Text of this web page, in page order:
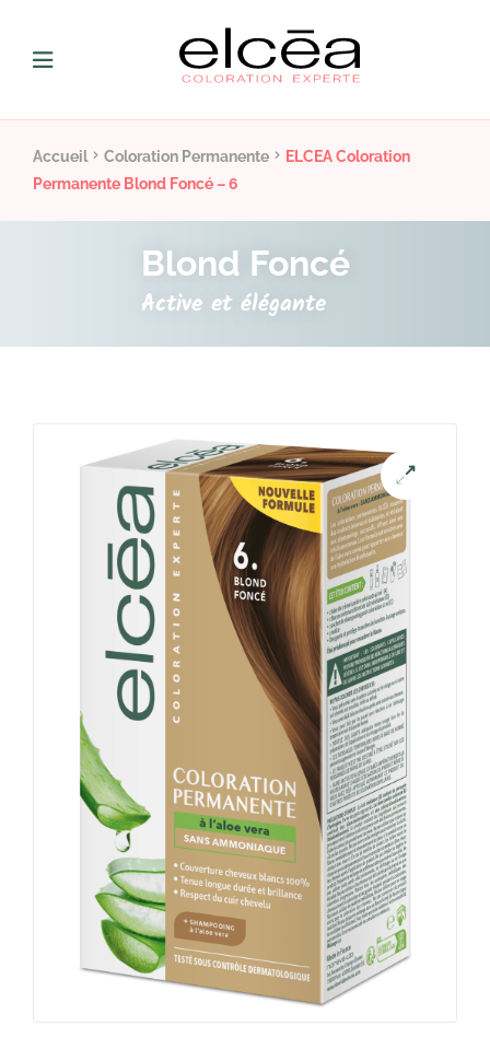
Accueil Coloration Permanente
ELCEA Coloration
Permanente Blond Foncé – 6
Blond Foncé
Active et élégante